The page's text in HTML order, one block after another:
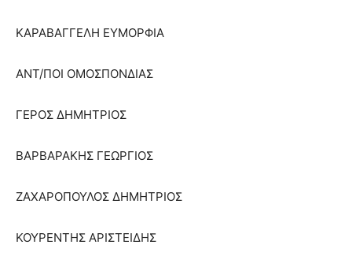
ΚΑΡΑΒΑΓΓΕΛΗ ΕΥΜΟΡΦΙΑ
ΑΝΤ/ΠΟΙ ΟΜΟΣΠΟΝΔΙΑΣ
ΓΕΡΟΣ ΔΗΜΗΤΡΙΟΣ
ΒΑΡΒΑΡΑΚΗΣ ΓΕΩΡΓΙΟΣ
ΖΑΧΑΡΟΠΟΥΛΟΣ ΔΗΜΗΤΡΙΟΣ
ΚΟΥΡΕΝΤΗΣ ΑΡΙΣΤΕΙΔΗΣ